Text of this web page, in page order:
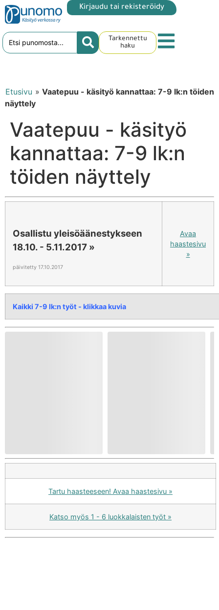
Kirjaudu tai rekisteröidy
Tarkennettu
haku
Etusivu » Vaatepuu - käsityö kannattaa: 7-9 lk:n töiden
näyttely
Vaatepuu - käsityö
kannattaa: 7-9 lk:n
töiden näyttely
Osallistu yleisöäänestykseen
18.10. - 5.11.2017 »
päivitetty 17.10.2017
Avaa
haastesivu
»
Kaikki 7-9 lk:n työt - klikkaa kuvia
Tartu haasteeseen! Avaa haastesivu »
Katso myös 1 - 6 luokkalaisten työt »